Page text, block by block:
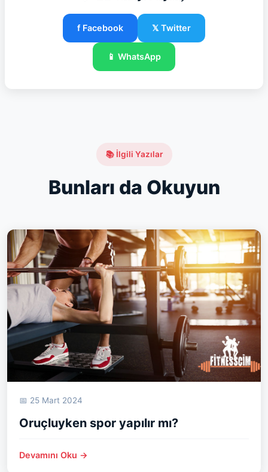
f Facebook 𝕏 Twitter
📱 WhatsApp
📚 İlgili Yazılar
Bunları da Okuyun
📅 25 Mart 2024
Oruçluyken spor yapılır mı?
Devamını Oku →